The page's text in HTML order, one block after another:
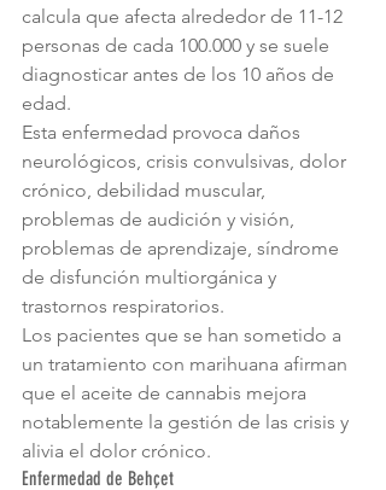
calcula que afecta alrededor de 11-12
personas de cada 100.000 y se suele
diagnosticar antes de los 10 años de
edad.
Esta enfermedad provoca daños
neurológicos, crisis convulsivas, dolor
crónico, debilidad muscular,
problemas de audición y visión,
problemas de aprendizaje, síndrome
de disfunción multiorgánica y
trastornos respiratorios.
Los pacientes que se han sometido a
un tratamiento con marihuana afirman
que el aceite de cannabis mejora
notablemente la gestión de las crisis y
alivia el dolor crónico.
Enfermedad de Behçet